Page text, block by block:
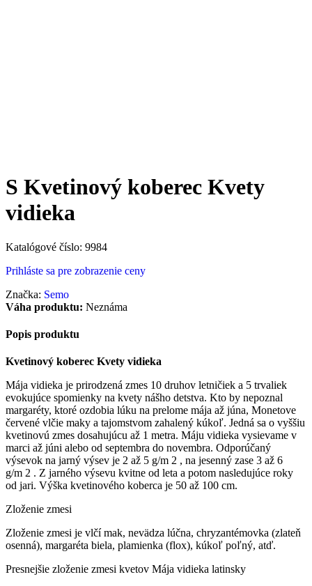
S Kvetinový koberec Kvety
vidieka
Katalógové číslo: 9984
Prihláste sa pre zobrazenie ceny
Značka: Semo
Váha produktu: Neznáma
Popis produktu
Kvetinový koberec Kvety vidieka
Mája vidieka je prirodzená zmes 10 druhov letničiek a 5 trvaliek
evokujúce spomienky na kvety nášho detstva. Kto by nepoznal
margaréty, ktoré ozdobia lúku na prelome mája až júna, Monetove
červené vlčie maky a tajomstvom zahalený kúkoľ. Jedná sa o vyššiu
kvetinovú zmes dosahujúcu až 1 metra. Máju vidieka vysievame v
marci až júni alebo od septembra do novembra. Odporúčaný
výsevok na jarný výsev je 2 až 5 g/m 2 , na jesenný zase 3 až 6
g/m 2 . Z jarného výsevu kvitne od leta a potom nasledujúce roky
od jari. Výška kvetinového koberca je 50 až 100 cm.
Zloženie zmesi
Zloženie zmesi je vlčí mak, nevädza lúčna, chryzantémovka (zlateň
osenná), margaréta biela, plamienka (flox), kúkoľ poľný, atď.
Presnejšie zloženie zmesi kvetov Mája vidieka latinsky